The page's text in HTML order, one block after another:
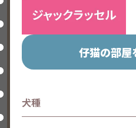
仔猫の部屋
犬種